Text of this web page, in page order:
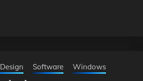
Software Windows